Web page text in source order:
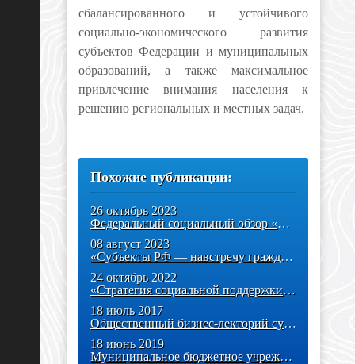
сбалансированного и устойчивого
социально-экономического развития
субъектов Федерации и муниципальных
образований, а также максимальное
привлечение внимания населения к
решению региональных и местных задач.
Похожие публикации:
26 октябрь 2023
Федеральный социальный обзор «Органы власти — населению страны»
08 август 2023
«Субъекты РФ — навстречу гражданам России 2024»: федеральный
24 октябрь 2022
«Стратегия социальной поддержки населения субъектов РФ 2023» —
18 июль 2017
Общественный бизнес-лекторий субъектов РФ
18 июнь 2019
Муниципальное бюджетное учреждение "Многофункциональный центр по